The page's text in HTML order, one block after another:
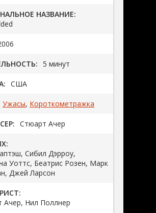
НАЗВАНИЕ:
5 минут
США
Ужасы, Короткометражка
Стюарт Ачер
Сибил Дэрроу,
Уоттс, Беатрис Розен, Марк
Джей Ларсон
Ачер, Нил Поллнер